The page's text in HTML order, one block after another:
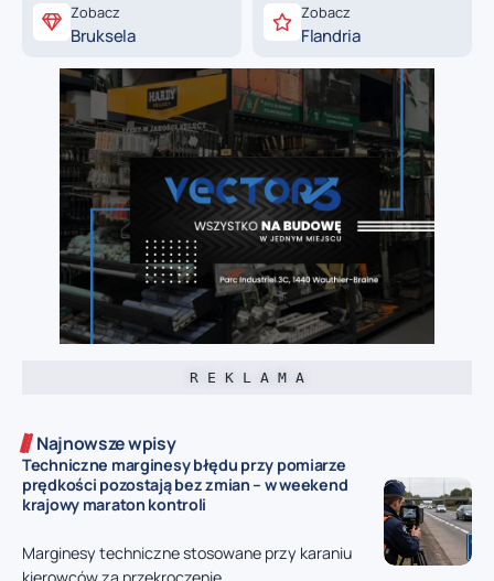
Zobacz
Bruksela
Zobacz
Flandria
R E K L A M A
Najnowsze wpisy
Techniczne marginesy błędu przy pomiarze
prędkości pozostają bez zmian – w weekend
krajowy maraton kontroli
Marginesy techniczne stosowane przy karaniu